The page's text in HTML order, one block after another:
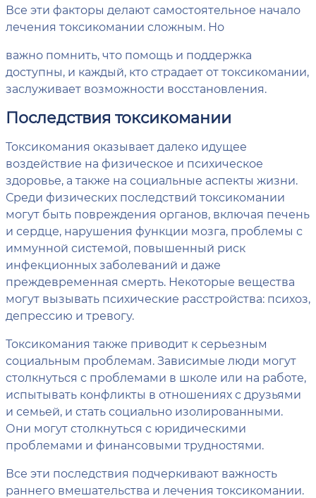
Все эти факторы делают самостоятельное начало
лечения токсикомании сложным. Но
важно помнить, что помощь и поддержка
доступны, и каждый, кто страдает от токсикомании,
заслуживает возможности восстановления.
Последствия токсикомании
Токсикомания оказывает далеко идущее
воздействие на физическое и психическое
здоровье, а также на социальные аспекты жизни.
Среди физических последствий токсикомании
могут быть повреждения органов, включая печень
и сердце, нарушения функции мозга, проблемы с
иммунной системой, повышенный риск
инфекционных заболеваний и даже
преждевременная смерть. Некоторые вещества
могут вызывать психические расстройства: психоз,
депрессию и тревогу.
Токсикомания также приводит к серьезным
социальным проблемам. Зависимые люди могут
столкнуться с проблемами в школе или на работе,
испытывать конфликты в отношениях с друзьями
и семьей, и стать социально изолированными.
Они могут столкнуться с юридическими
проблемами и финансовыми трудностями.
Все эти последствия подчеркивают важность
раннего вмешательства и лечения токсикомании.